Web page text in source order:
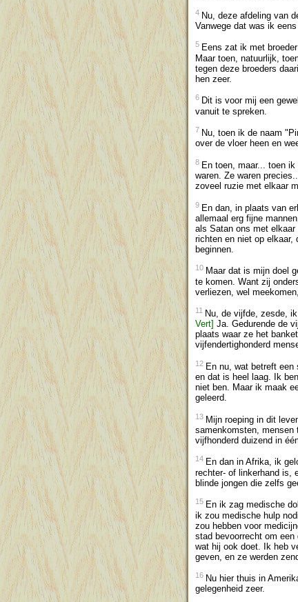
4 Nu, deze afdeling van
Vanwege dat was ik
5 Eens zat ik met
Maar toen, natuurlijk,
tegen deze broeders
hen zeer.
6 Dit is voor mij een
vanuit te spreken.
7 Nu, toen ik de naam
over de vloer heen en
8 En toen, maar... toen
waren. Ze waren
zoveel ruzie met elkaar
9 En dan, in plaats van
allemaal erg fijne
als Satan ons met
richten en niet op elkaar,
beginnen.
10 Maar dat is mijn doel
te komen. Want zij
verliezen, wel
11 Nu, de vijfde, zesde,
Vert] Ja. Gedurende de
plaats waar ze het
vijfendertighonderd
12 En nu, wat betreft
en dat is heel laag. Ik
niet ben. Maar ik maak
geleerd.
13 Mijn roeping in dit
samenkomsten, mensen
vijfhonderd duizend in
14 En dan in Afrika, ik
rechter- of linkerhand is,
blinde jongen die zelfs
15 En ik zag medische
ik zou medische hulp
zou hebben voor
stad bevoorrecht om
wat hij ook doet. Ik heb
geven, en ze werden
16 Nu hier thuis in
gelegenheid zeer.